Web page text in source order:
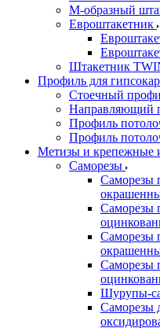
М-образный
Евроштакетник
Штакетник
Профиль для
Стоечный
Направляющий
Профиль
Профиль
Метизы и крепежные
Саморезы
Саморезы
Саморезы
Саморезы
Саморезы
Шурупы-
Саморезы